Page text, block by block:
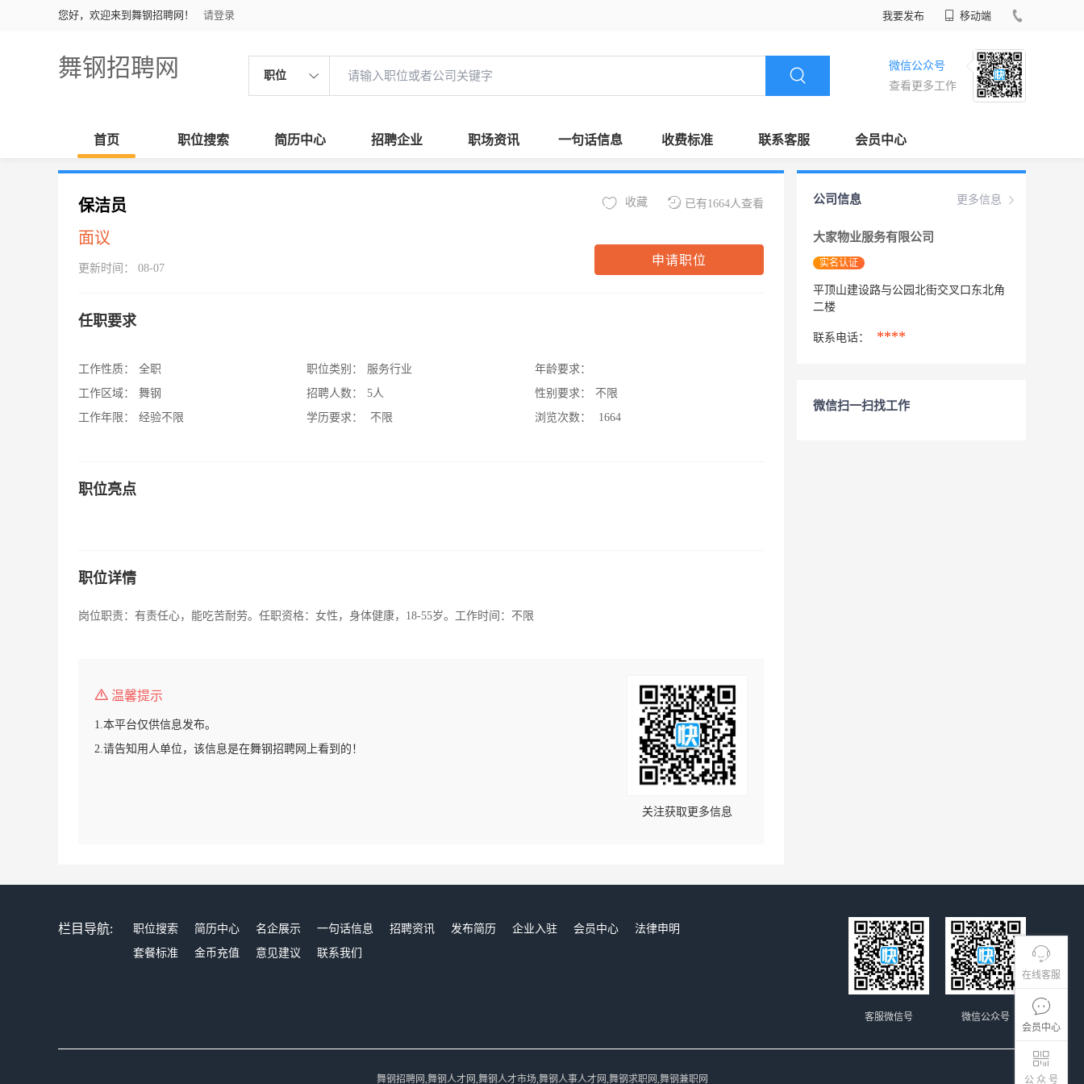
您好，欢迎来到舞钢招聘网！ 请登录 我要发布 移动端
舞钢招聘网 职位
微信公众号
查看更多工作
首页 职位搜索 简历中心 招聘企业 职场资讯 一句话信息 收费标准 联系客服 会员中心
在线客服
会员中心
公 众 号
保洁员
面议
更新时间： 08-07
已有1664人查看
收藏
申请职位
任职要求
工作性质：
全职
工作区域：
舞钢
工作年限：
经验不限
职位类别：
服务行业
招聘人数：
5人
学历要求：
不限
年龄要求：
性别要求：
不限
浏览次数：
1664
职位亮点
职位详情
岗位职责：有责任心，能吃苦耐劳。任职资格：女性，身体健康，18-55岁。工作时间：不限
温馨提示
1.本平台仅供信息发布。
2.请告知用人单位，该信息是在舞钢招聘网上看到的！
关注获取更多信息
更多信息
公司信息
大家物业服务有限公司
实名认证
平顶山建设路与公园北街交叉口东北角
二楼
联系电话： ****
微信扫一扫找工作
栏目导航: 职位搜索 简历中心 名企展示 一句话信息 招聘资讯 发布简历 企业入驻 会员中心
法律申明
套餐标准
金币充值 意见建议 联系我们
微信公众号
客服微信号
舞钢招聘网,舞钢人才网,舞钢人才市场,舞钢人事人才网,舞钢求职网,舞钢兼职网